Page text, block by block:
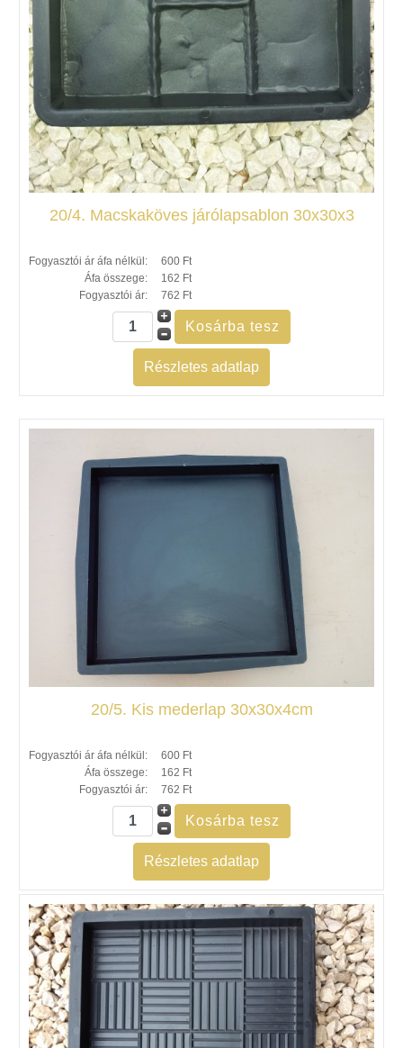
20/4. Macskaköves járólapsablon 30x30x3
Fogyasztói ár áfa nélkül:
600 Ft
Áfa összege:
162 Ft
Fogyasztói ár:
762 Ft
Részletes adatlap
20/5. Kis mederlap 30x30x4cm
Fogyasztói ár áfa nélkül:
600 Ft
Áfa összege:
162 Ft
Fogyasztói ár:
762 Ft
Részletes adatlap